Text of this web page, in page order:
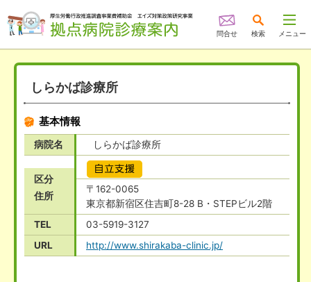
問合せ 検索 メニュー
しらかば診療所
基本情報
病院名 しらかば診療所
区分
自立支援
住所
〒162-0065
東京都新宿区住吉町8-28 B・STEPビル2階
TEL
03-5919-3127
URL
http://www.shirakaba-clinic.jp/